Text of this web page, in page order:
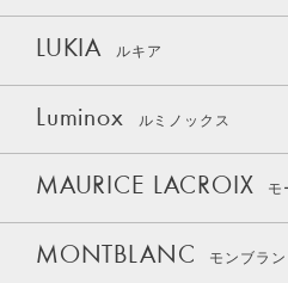
LUKIA ルキア
Luminox ルミノックス
MAURICE LACROIX モ
MONTBLANC モンブラン